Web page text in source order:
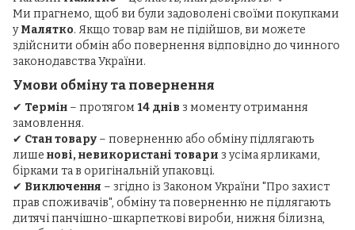
Ми прагнемо, щоб ви були задоволені своїми покупками
уМалятко. Якщо товар вам не підійшов, ви можете
здійснити обмін або повернення відповідно до чинного
законодавства України.
Умови обміну та повернення
✔ Термін – протягом 14 днів з моменту отримання
замовлення.
✔ Стан товару – поверненню або обміну підлягають
лише нові, невикористані товари з усіма ярликами,
бірками та в оригінальній упаковці.
✔ Виключення – згідно із Законом України "Про захист
прав споживачів", обміну та поверненню не підлягають
дитячі панчішно-шкарпеткові вироби, нижня білизна,